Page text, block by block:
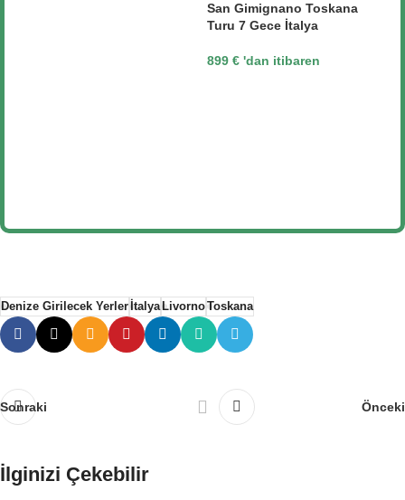
San Gimignano Toskana
Turu 7 Gece İtalya
899 € 'dan itibaren
Denize Girilecek YerlerİtalyaLivornoToskana
Sonraki Önceki
İlginizi Çekebilir